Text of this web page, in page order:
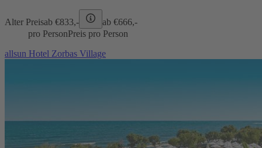
Alter Preisab €833,- ab €666,-
pro PersonPreis pro Person
allsun Hotel Zorbas Village